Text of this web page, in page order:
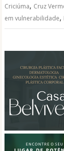
Criciúma, Cruz
em vulnerabilidade,